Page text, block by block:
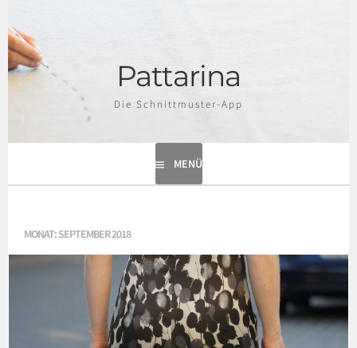
zum
Inhalt
Pattarina
Die Schnittmuster-App
MENÜ
MONAT:SEPTEMBER 2018